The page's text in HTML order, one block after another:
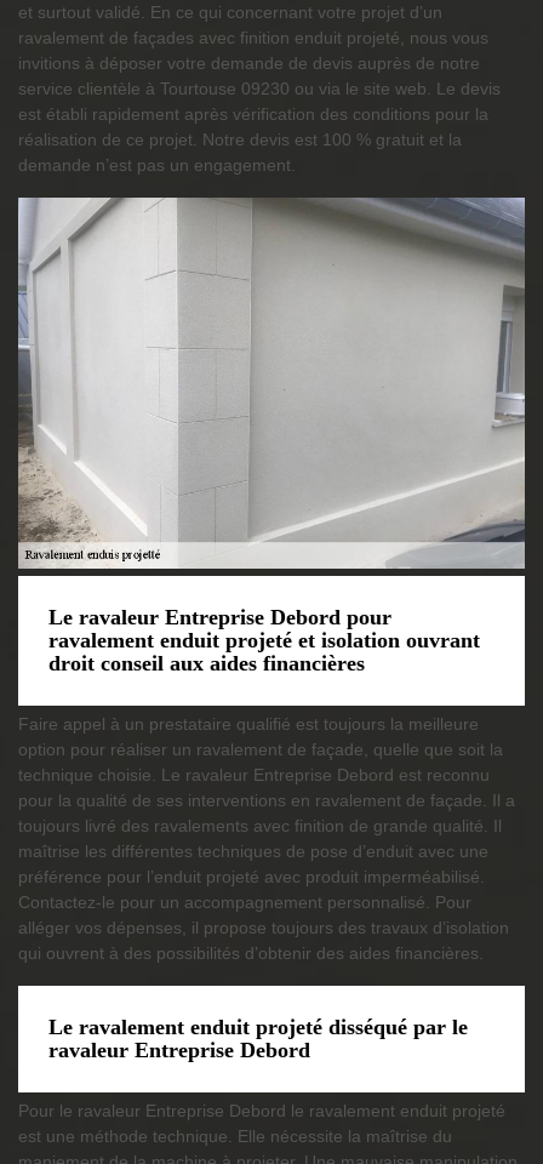
et surtout validé. En ce qui concernant votre projet d’un
ravalement de façades avec finition enduit projeté, nous vous
invitions à déposer votre demande de devis auprès de notre
service clientèle à Tourtouse 09230 ou via le site web. Le devis
est établi rapidement après vérification des conditions pour la
réalisation de ce projet. Notre devis est 100 % gratuit et la
demande n’est pas un engagement.
Le ravaleur Entreprise Debord pour
ravalement enduit projeté et isolation ouvrant
droit conseil aux aides financières
Faire appel à un prestataire qualifié est toujours la meilleure
option pour réaliser un ravalement de façade, quelle que soit la
technique choisie. Le ravaleur Entreprise Debord est reconnu
pour la qualité de ses interventions en ravalement de façade. Il a
toujours livré des ravalements avec finition de grande qualité. Il
maîtrise les différentes techniques de pose d’enduit avec une
préférence pour l’enduit projeté avec produit imperméabilisé.
Contactez-le pour un accompagnement personnalisé. Pour
alléger vos dépenses, il propose toujours des travaux d’isolation
qui ouvrent à des possibilités d’obtenir des aides financières.
Le ravalement enduit projeté disséqué par le
ravaleur Entreprise Debord
Pour le ravaleur Entreprise Debord le ravalement enduit projeté
est une méthode technique. Elle nécessite la maîtrise du